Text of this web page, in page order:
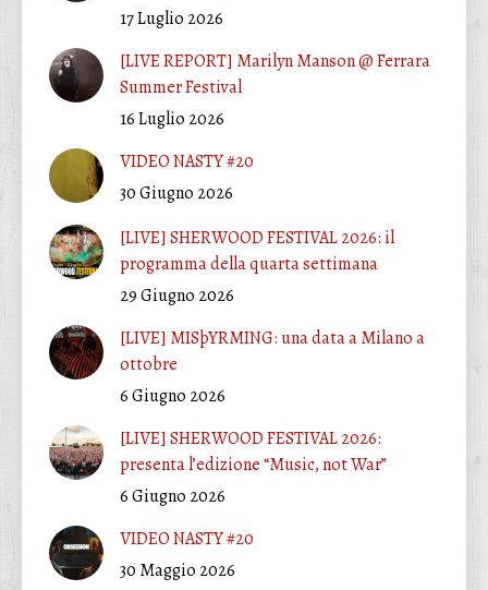
17 Luglio 2026
[LIVE REPORT] Marilyn Manson @ Ferrara
Summer Festival
16 Luglio 2026
VIDEO NASTY #20
30 Giugno 2026
[LIVE] SHERWOOD FESTIVAL 2026: il
programma della quarta settimana
29 Giugno 2026
[LIVE] MISþYRMING: una data a Milano a
ottobre
6 Giugno 2026
[LIVE] SHERWOOD FESTIVAL 2026:
presenta l’edizione “Music, not War”
6 Giugno 2026
VIDEO NASTY #20
30 Maggio 2026